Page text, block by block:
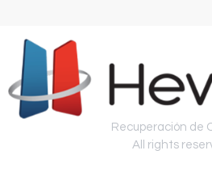
Recuperación de
All rights